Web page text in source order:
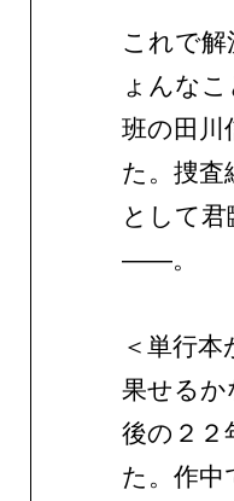
これで
ょんな
班の田川
た。捜査
として
——。
＜単行
果せるか
後の２２
た。作中